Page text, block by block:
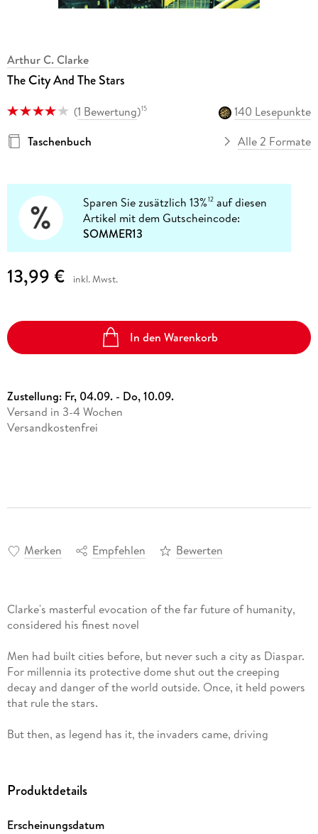
Arthur C. Clarke
The City And The Stars
(1 Bewertung)15
140 Lesepunkte
Taschenbuch
Alle 2 Formate
Sparen Sie zusätzlich 13%12 auf diesen
Artikel mit dem Gutscheincode:
SOMMER13
13,99 € inkl. Mwst.
In den Warenkorb
Zustellung: Fr, 04.09. - Do, 10.09.
Versand in 3-4 Wochen
Versandkostenfrei
Merken Empfehlen Bewerten
Clarke's masterful evocation of the far future of humanity,
considered his finest novel
Men had built cities before, but never such a city as Diaspar.
For millennia its protective dome shut out the creeping
decay and danger of the world outside. Once, it held powers
that rule the stars.
But then, as legend has it, the invaders came, driving
Produktdetails
Erscheinungsdatum